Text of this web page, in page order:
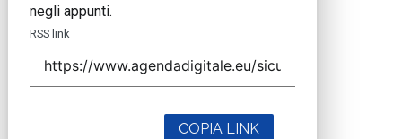
negli appunti.
RSS link
COPIA LINK